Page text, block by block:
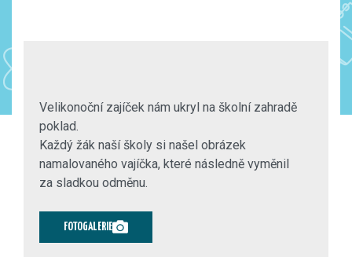
Velikonoční zajíček nám ukryl na školní zahradě
poklad.
Každý žák naší školy si našel obrázek
namalovaného vajíčka, které následně vyměnil
za sladkou odměnu.
FOTOGALERIE